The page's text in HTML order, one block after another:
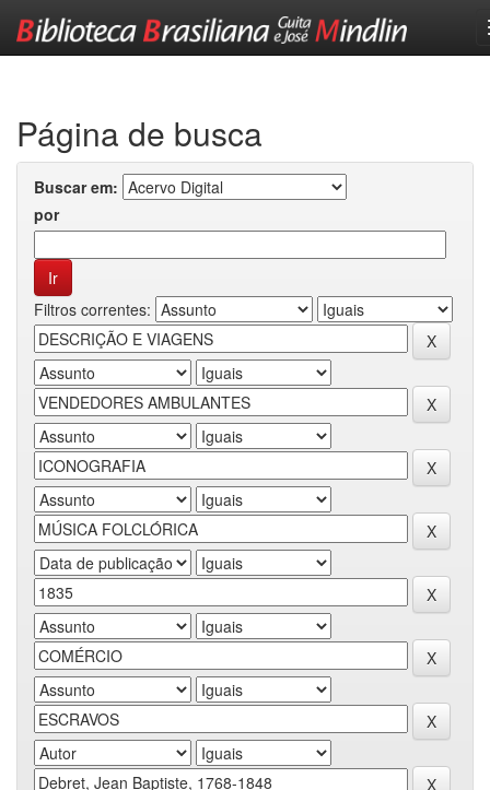
Página de busca
Buscar em:
por
Filtros correntes: